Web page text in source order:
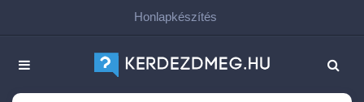
Honlapkészítés